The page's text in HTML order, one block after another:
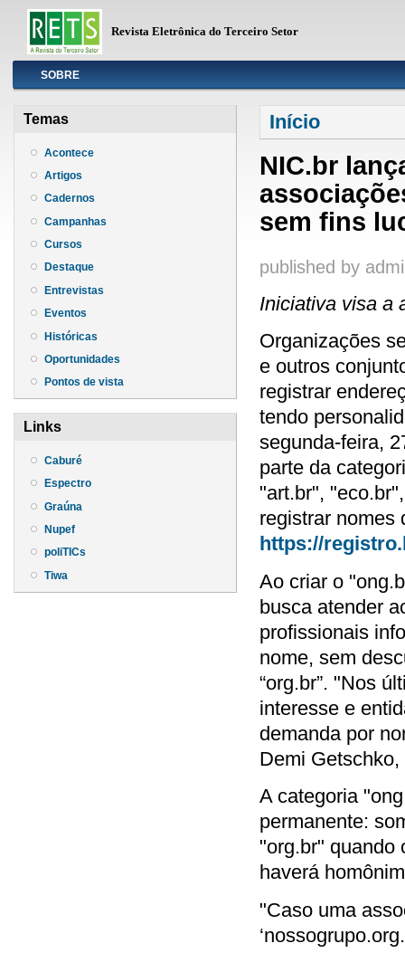
Revista Eletrônica do Terceiro Setor
InfoSOBRE
Temas
Acontece
Artigos
Cadernos
Campanhas
Cursos
Destaque
Entrevistas
Eventos
Históricas
Oportunidades
Pontos de vista
Links
Caburé
Espectro
Graúna
Nupef
poliTICs
Tiwa
Você está aqui
Início
NIC.br
sem fins
published by
Iniciativa visa a
Organizações
e outros
registrar
tendo
segunda-feira,
parte da
"art.br",
registrar nomes
https://
Ao criar o
busca atender
profissionais
nome, sem
“org.br”. "Nos
interesse e
demanda por
Demi
A categoria
permanente:
"org.br" quando
haverá
"Caso uma